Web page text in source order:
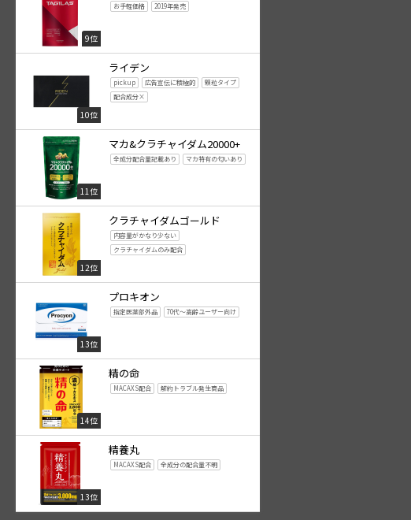
9位
お手軽価格 2019年発売
10位
ライデン
pickup 広告宣伝に積極的
顆粒タイプ
配合成分×
11位
マカ&クラチャイダム20000+
全成分配合量記載あり マカ特有の匂いあり
12位
クラチャイダムゴールド
内容量がかなり少ない
クラチャイダムのみ配合
13位
プロキオン
指定医薬部外品 70代～高齢ユーザー向け
14位
精の命
MACAXS配合 解約トラブル発生商品
13位
精養丸
MACAXS配合 全成分の配合量不明